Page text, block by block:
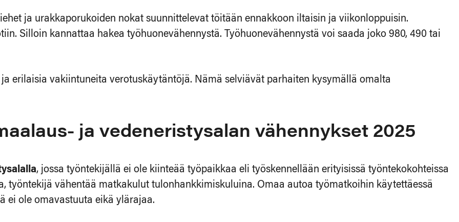
ja urakkaporukoiden nokat suunnittelevat töitään ennakkoon iltaisin ja viikonloppuisin.
Silloin kannattaa hakea työhuonevähennystä. Työhuonevähennystä voi saada joko 980, 490 tai
erilaisia vakiintuneita verotuskäytäntöjä. Nämä selviävät parhaiten kysymällä omalta
ja vedeneristysalan vähennykset 2025
, jossa työntekijällä ei ole kiinteää työpaikkaa eli työskennellään erityisissä työntekokohteissa
työntekijä vähentää matkakulut tulonhankkimiskuluina. Omaa autoa työmatkoihin käytettäessä
ei ole omavastuuta eikä ylärajaa.